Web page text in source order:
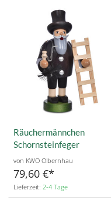
Räuchermännchen
Schornsteinfeger
von KWO Olbernhau
79,60 €
Lieferzeit: 2-4 Tage